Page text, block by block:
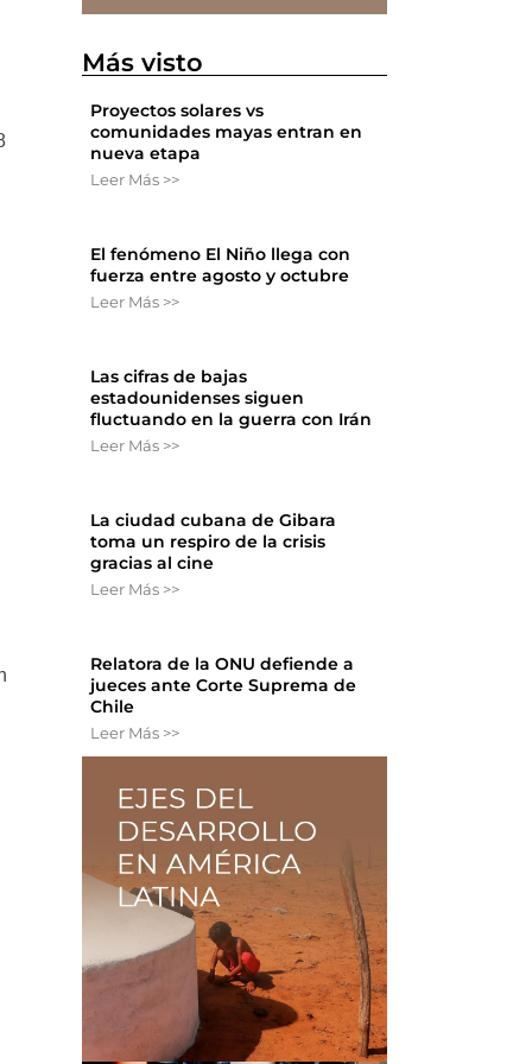
Más visto
Proyectos solares vs
comunidades mayas entran en
nueva etapa
Leer Más >>
El fenómeno El Niño llega con
fuerza entre agosto y octubre
Leer Más >>
Las cifras de bajas
estadounidenses siguen
fluctuando en la guerra con Irán
Leer Más >>
La ciudad cubana de Gibara
toma un respiro de la crisis
gracias al cine
Leer Más >>
Relatora de la ONU defiende a
jueces ante Corte Suprema de
Chile
Leer Más >>